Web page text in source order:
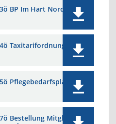
BP Im Hart Nord
Taxitarifordnung
Pflegebedarfsplan
Bestellung Mitglied